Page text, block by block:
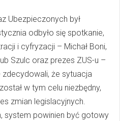
Ubezpieczonych był
odbyło się spotkanie,
i cyfryzacji – Michał Boni,
Szulc oraz prezes ZUS-u –
zdecydowali, że sytuacja
w tym celu niezbędny,
zmian legislacyjnych.
system powinien być gotowy